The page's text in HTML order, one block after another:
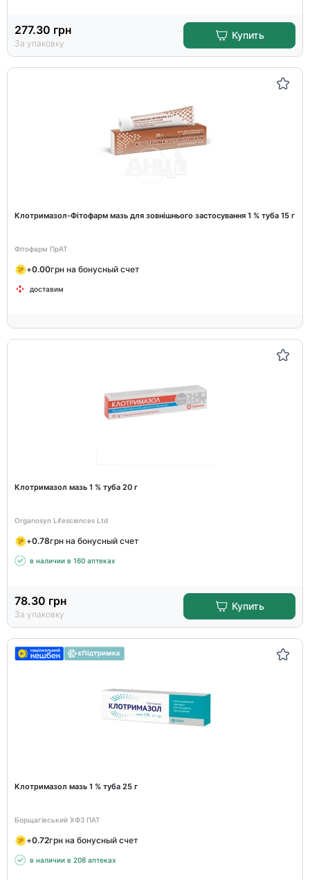
277.30 грн
За упаковку
Купить
Клотримазол-Фітофарм мазь для зовнішнього застосування 1 % туба 15 г
Фітофарм ПрАТ
+0.00грн на бонусный счет
доставим
Клотримазол мазь 1 % туба 20 г
Organosyn Lifesciences Ltd
+0.78грн на бонусный счет
в наличии в 160 аптеках
78.30 грн
За упаковку
Купить
Клотримазол мазь 1 % туба 25 г
Борщагівський ХФЗ ПАТ
+0.72грн на бонусный счет
в наличии в 208 аптеках